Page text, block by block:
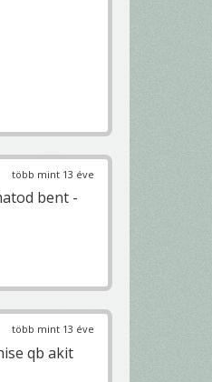
több mint 13 éve
bent -
több mint 13 éve
qb akit